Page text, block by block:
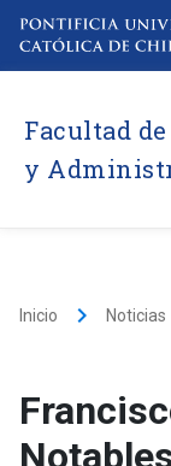
Facultad
y
Inicio keyboard_arrow_right Noticias